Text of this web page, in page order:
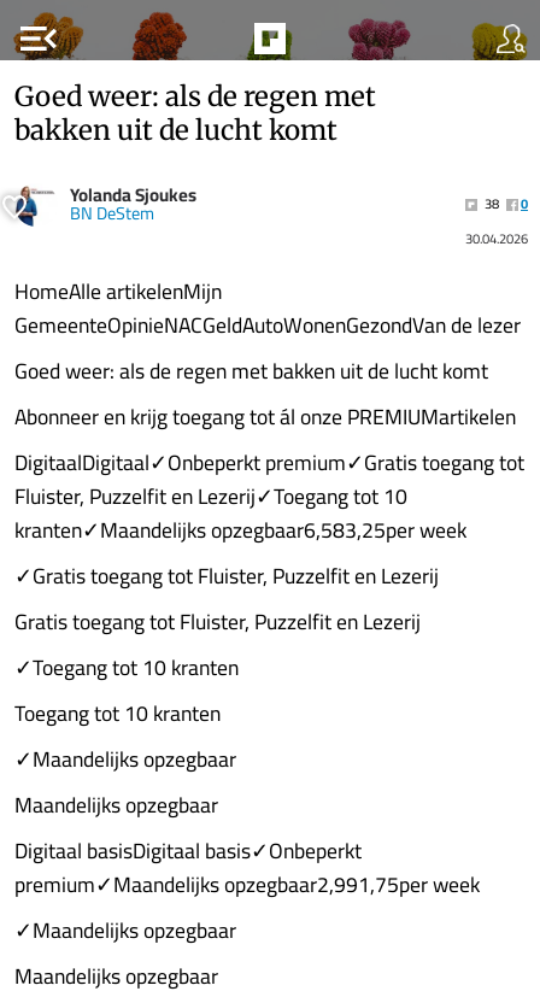
menu_open
Goed weer: als de regen met
bakken uit de lucht komt
Yolanda Sjoukes
BN DeStem 38
0
30.04.2026
HomeAlle artikelenMijn
GemeenteOpinieNACGeldAutoWonenGezondVan de lezer
Goed weer: als de regen met bakken uit de lucht komt
Abonneer en krijg toegang tot ál onze PREMIUMartikelen
DigitaalDigitaal✓Onbeperkt premium✓Gratis toegang tot
Fluister, Puzzelfit en Lezerij✓Toegang tot 10
kranten✓Maandelijks opzegbaar6,583,25per week
✓Gratis toegang tot Fluister, Puzzelfit en Lezerij
Gratis toegang tot Fluister, Puzzelfit en Lezerij
✓Toegang tot 10 kranten
Toegang tot 10 kranten
✓Maandelijks opzegbaar
Maandelijks opzegbaar
Digitaal basisDigitaal basis✓Onbeperkt
premium✓Maandelijks opzegbaar2,991,75per week
✓Maandelijks opzegbaar
Maandelijks opzegbaar